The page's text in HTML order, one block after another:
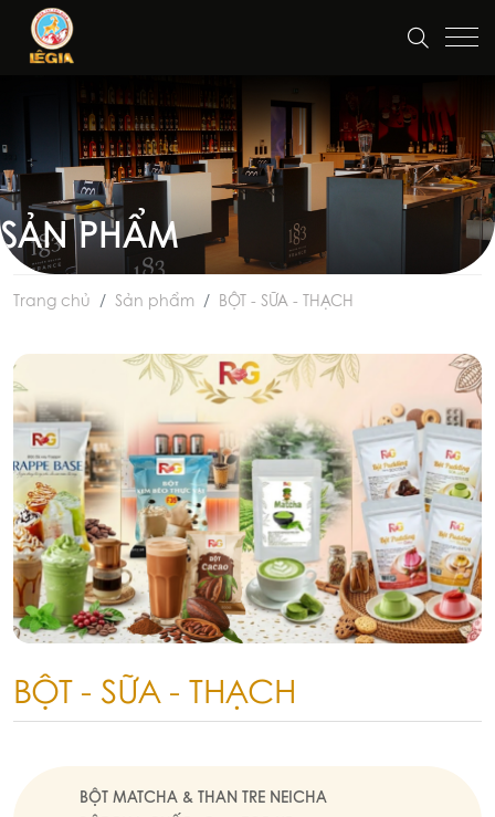
SẢN PHẨM
Trang chủ Sản phẩm BỘT - SỮA - THẠCH
BỘT - SỮA - THẠCH
BỘT MATCHA & THAN TRE NEICHA